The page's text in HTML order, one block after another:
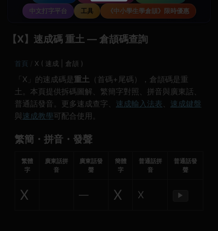
中文打字平台
工具 《中小學生學倉頡》限時優惠
【Х】速成碼 重土 — 倉頡碼查詢
首頁 Х ( 速成 | 倉頡 )
「Х」的速成碼是 重土 （首碼+尾碼），倉頡碼是重
土。本頁提供拆碼圖解、繁簡字對照、拼音與廣東話、
普通話發音。更多速成查字、 速成輸入法表、 速成鍵盤
與速成教學可配合使用。
繁簡・拼音・發聲
繁體
字
廣東話拼
音
廣東話發
聲
簡體
字
普通話拼
音
普通話發
聲
Х — Х Х ▶